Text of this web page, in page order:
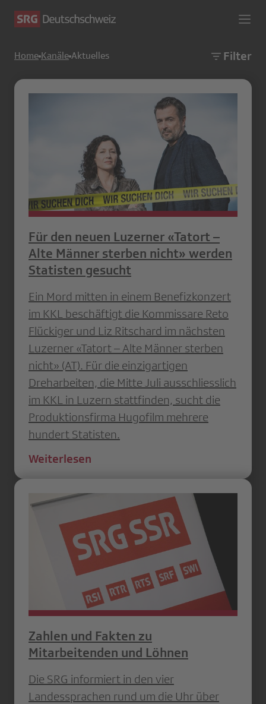
Home Kanäle Aktuelles Filter
Für den neuen Luzerner «Tatort –
Alte Männer sterben nicht» werden
Statisten gesucht
Ein Mord mitten in einem Benefizkonzert
im KKL beschäftigt die Kommissare Reto
Flückiger und Liz Ritschard im nächsten
Luzerner «Tatort – Alte Männer sterben
nicht» (AT). Für die einzigartigen
Dreharbeiten, die Mitte Juli ausschliesslich
im KKL in Luzern stattfinden, sucht die
Produktionsfirma Hugofilm mehrere
hundert Statisten.
Weiterlesen
Zahlen und Fakten zu
Mitarbeitenden und Löhnen
Die SRG informiert in den vier
Landessprachen rund um die Uhr über